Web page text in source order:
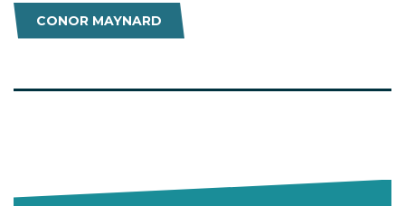
CONOR MAYNARD